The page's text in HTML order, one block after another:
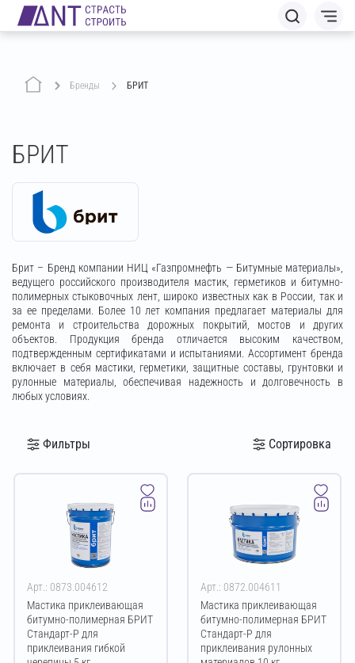
Бренды БРИТ
БРИТ
Брит – Бренд компании НИЦ «Газпромнефть — Битумные материалы»,
ведущего российского производителя мастик, герметиков и битумно-
полимерных стыковочных лент, широко известных как в России, так и
за ее пределами. Более 10 лет компания предлагает материалы для
ремонта и строительства дорожных покрытий, мостов и других
объектов. Продукция бренда отличается высоким качеством,
подтвержденным сертификатами и испытаниями. Ассортимент бренда
включает в себя мастики, герметики, защитные составы, грунтовки и
рулонные материалы, обеспечивая надежность и долговечность в
любых условиях.
Фильтры Сортировка
Арт.: 0873.004612
Мастика приклеивающая
битумно-полимерная БРИТ
Стандарт-Р для
приклеивания гибкой
Арт.: 0872.004611
Мастика приклеивающая
битумно-полимерная БРИТ
Стандарт-Р для
приклеивания рулонных